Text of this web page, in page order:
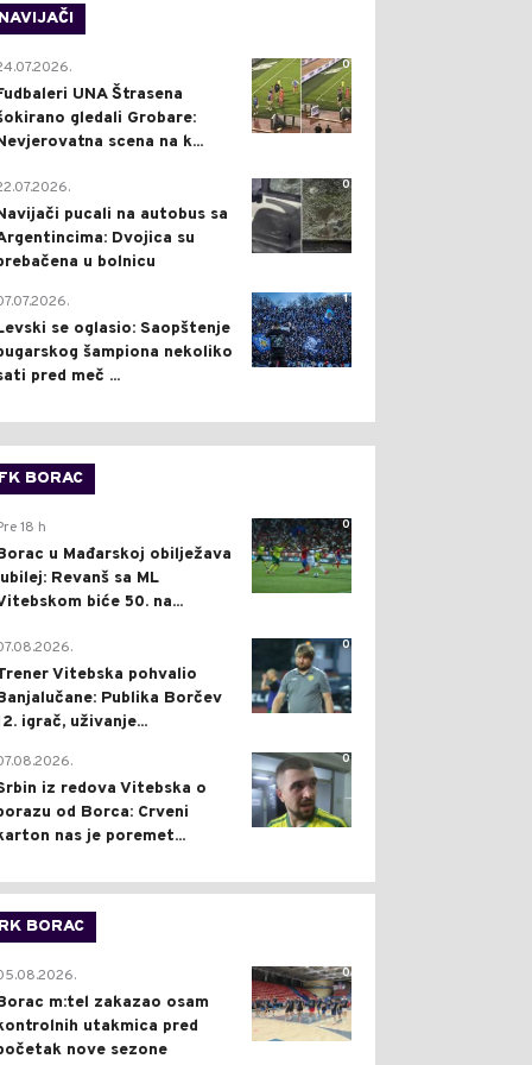
NAVIJAČI
0
UNA Štrasena
gledali Grobare:
scena na k...
0
pucali na autobus sa
Dvojica su
u bolnicu
1
se oglasio: Saopštenje
šampiona nekoliko
pred meč ...
FK BORAC
0
18 h
u Mađarskoj obilježava
Revanš sa ML
biće 50. na...
0
Vitebska pohvalio
Publika Borčev
igrač, uživanje...
0
iz redova Vitebska o
od Borca: Crveni
nas je poremet...
RK BORAC
0
m:tel zakazao osam
utakmica pred
nove sezone